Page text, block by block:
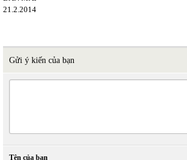
21.2.2014
Gửi ý kiến của bạn
Tên của bạn